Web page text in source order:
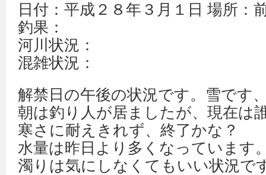
日付：平成２８年３月１日 場所：
釣果：
河川状況：
混雑状況：
解禁日の午後の状況です。雪です
朝は釣り人が居ましたが、現在は
寒さに耐えきれず、終了かな？
水量は昨日より多くなっています
濁りは気にしなくてもいい状況で